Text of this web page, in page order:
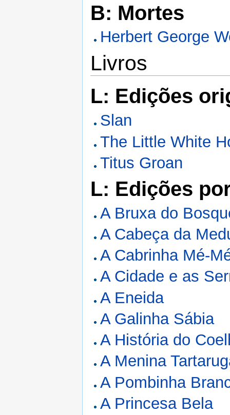
B: Mortes
Herbert George
Livros
L: Edições
Slan
The Little White
Titus Groan
L: Edições
A Bruxa do
A Cabeça da
A Cabrinha Mé-
A Cidade e as
A Eneida
A Galinha Sábia
A História do
A Menina
A Pombinha
A Princesa Bela